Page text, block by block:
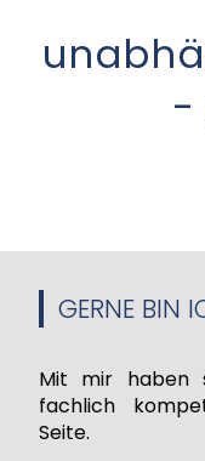
-
GERNE BIN
Mit mir haben
fachlich
Seite.